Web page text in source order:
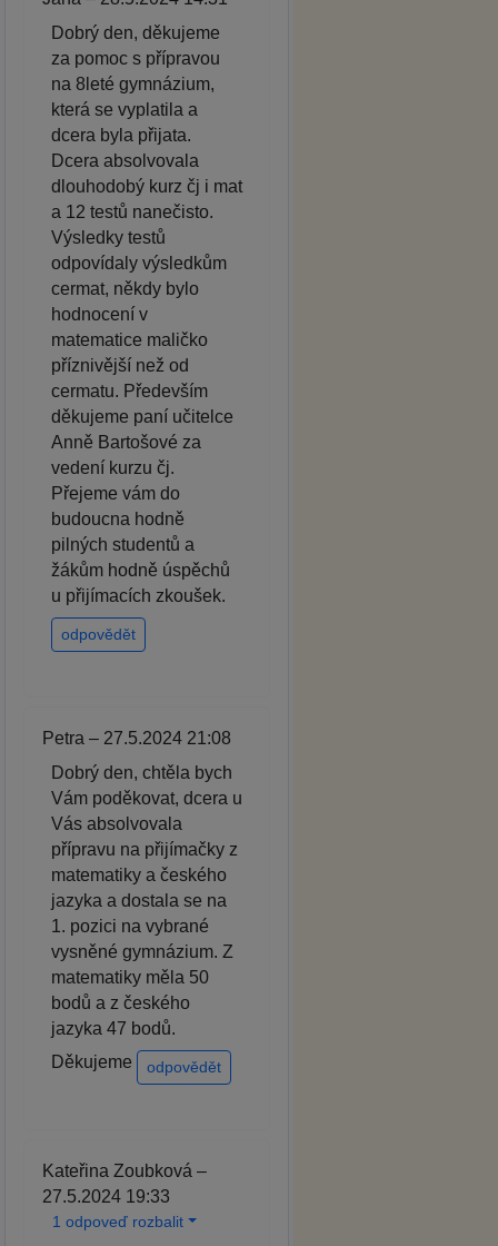
Dobrý den, děkujeme
za pomoc s přípravou
na 8leté gymnázium,
která se vyplatila a
dcera byla přijata.
Dcera absolvovala
dlouhodobý kurz čj i mat
a 12 testů nanečisto.
Výsledky testů
odpovídaly výsledkům
cermat, někdy bylo
hodnocení v
matematice maličko
příznivější než od
cermatu. Především
děkujeme paní učitelce
Anně Bartošové za
vedení kurzu čj.
Přejeme vám do
budoucna hodně
pilných studentů a
žákům hodně úspěchů
u přijímacích zkoušek.
odpovědět
Petra – 27.5.2024 21:08
Dobrý den, chtěla bych
Vám poděkovat, dcera u
Vás absolvovala
přípravu na přijímačky z
matematiky a českého
jazyka a dostala se na
1. pozici na vybrané
vysněné gymnázium. Z
matematiky měla 50
bodů a z českého
jazyka 47 bodů.
Děkujeme
odpovědět
Kateřina Zoubková –
27.5.2024 19:33
1 odpoveď rozbalit